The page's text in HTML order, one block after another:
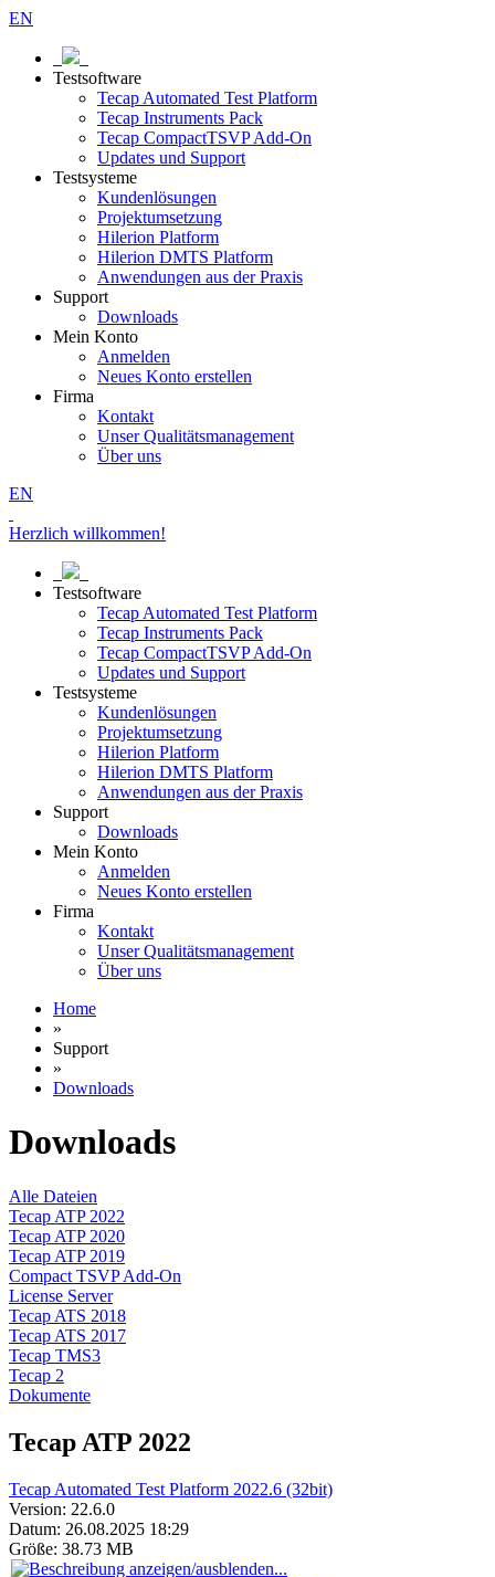
EN
Testsoftware
Tecap Automated Test Platform
Tecap Instruments Pack
Tecap CompactTSVP Add-On
Updates und Support
Testsysteme
Kundenlösungen
Projektumsetzung
Hilerion Platform
Hilerion DMTS Platform
Anwendungen aus der Praxis
Support
Downloads
Mein Konto
Anmelden
Neues Konto erstellen
Firma
Kontakt
Unser Qualitätsmanagement
Über uns
EN
Herzlich willkommen!
Testsoftware
Tecap Automated Test Platform
Tecap Instruments Pack
Tecap CompactTSVP Add-On
Updates und Support
Testsysteme
Kundenlösungen
Projektumsetzung
Hilerion Platform
Hilerion DMTS Platform
Anwendungen aus der Praxis
Support
Downloads
Mein Konto
Anmelden
Neues Konto erstellen
Firma
Kontakt
Unser Qualitätsmanagement
Über uns
Home
»
Support
»
Downloads
Downloads
Alle Dateien
Tecap ATP 2022
Tecap ATP 2020
Tecap ATP 2019
Compact TSVP Add-On
License Server
Tecap ATS 2018
Tecap ATS 2017
Tecap TMS3
Tecap 2
Dokumente
Tecap ATP 2022
Tecap Automated Test Platform 2022.6 (32bit)
Version: 22.6.0
Datum: 26.08.2025 18:29
Größe: 38.73 MB